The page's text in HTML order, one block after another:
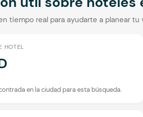
tiempo real para ayudarte a planear
HOTEL
en la ciudad para esta búsqueda.